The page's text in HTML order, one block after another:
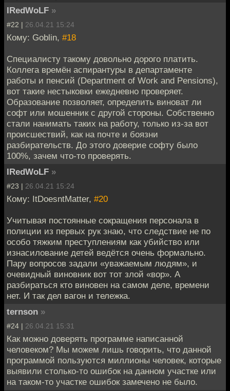
IRedWoLF »
#22 | 26.04.21 15:24
Кому: Goblin, #18
Специалисту такому довольно дорого платить.
Коллега времён аспирантуры в департаменте
работы и пенсий (Department of Work and Pensions),
вот такие нестыковки ежедневно проверяет.
Образование позволяет, определить виноват ли
софт или мошенник с другой стороны. Собственно
стали нанимать таких на работу, только из-за вот
происшествий, как на почте и боязни
разбирательств. До этого доверие софту было
100%, зачем что-то проверять.
IRedWoLF »
#23 | 26.04.21 15:24
Кому: ItDoesntMatter, #20
Учитывая постоянные сокращения персонала в
полиции из первых рук знаю, что следствие не по
особо тяжким преступлениям как убийство или
изнасилование детей ведётся очень формально.
Пару вопросов задали «уважаемым людям», и
очевидный виновник вот тот злой «вор». А
разбираться кто виновен на самом деле, времени
нет. И так дел вагон и тележка.
ternson »
#24 | 26.04.21 15:31
Как можно доверять программе написанной
человеком? Мы можем лишь говорить, что данной
программой пользуются миллионы человек, которые
выявили столько-то ошибок на данном участке или
на таком-то участке ошибок замечено не было.